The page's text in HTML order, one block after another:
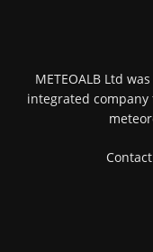
METEOALB Ltd
integrated